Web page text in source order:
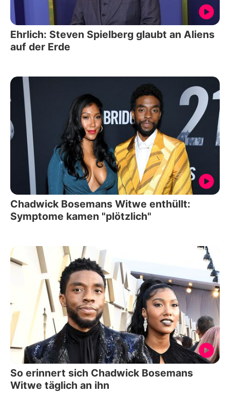
Ehrlich: Steven Spielberg glaubt an Aliens
auf der Erde
Chadwick Bosemans Witwe enthüllt:
Symptome kamen "plötzlich"
So erinnert sich Chadwick Bosemans
Witwe täglich an ihn